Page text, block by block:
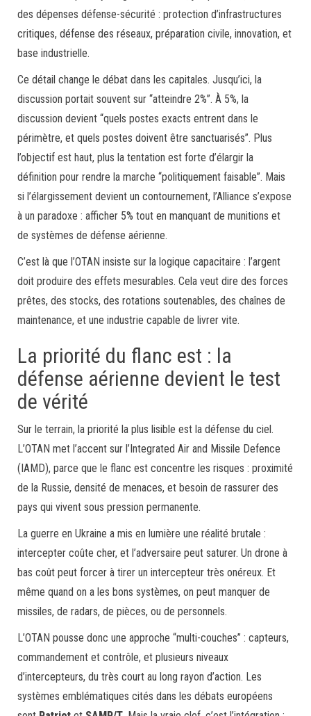
des dépenses défense-sécurité : protection d’infrastructures
critiques, défense des réseaux, préparation civile, innovation, et
base industrielle.
Ce détail change le débat dans les capitales. Jusqu’ici, la
discussion portait souvent sur “atteindre 2%”. À 5%, la
discussion devient “quels postes exacts entrent dans le
périmètre, et quels postes doivent être sanctuarisés”. Plus
l’objectif est haut, plus la tentation est forte d’élargir la
définition pour rendre la marche “politiquement faisable”. Mais
si l’élargissement devient un contournement, l’Alliance s’expose
à un paradoxe : afficher 5% tout en manquant de munitions et
de systèmes de défense aérienne.
C’est là que l’OTAN insiste sur la logique capacitaire : l’argent
doit produire des effets mesurables. Cela veut dire des forces
prêtes, des stocks, des rotations soutenables, des chaînes de
maintenance, et une industrie capable de livrer vite.
La priorité du flanc est : la
défense aérienne devient le test
de vérité
Sur le terrain, la priorité la plus lisible est la défense du ciel.
L’OTAN met l’accent sur l’Integrated Air and Missile Defence
(IAMD), parce que le flanc est concentre les risques : proximité
de la Russie, densité de menaces, et besoin de rassurer des
pays qui vivent sous pression permanente.
La guerre en Ukraine a mis en lumière une réalité brutale :
intercepter coûte cher, et l’adversaire peut saturer. Un drone à
bas coût peut forcer à tirer un intercepteur très onéreux. Et
même quand on a les bons systèmes, on peut manquer de
missiles, de radars, de pièces, ou de personnels.
L’OTAN pousse donc une approche “multi-couches” : capteurs,
commandement et contrôle, et plusieurs niveaux
d’intercepteurs, du très court au long rayon d’action. Les
systèmes emblématiques cités dans les débats européens